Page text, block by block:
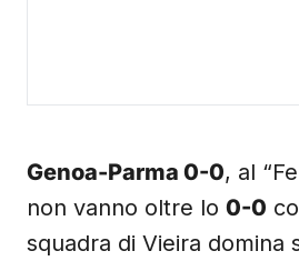
Genoa-Parma 0-0, al
non vanno oltre lo 0-0
squadra di Vieira domina